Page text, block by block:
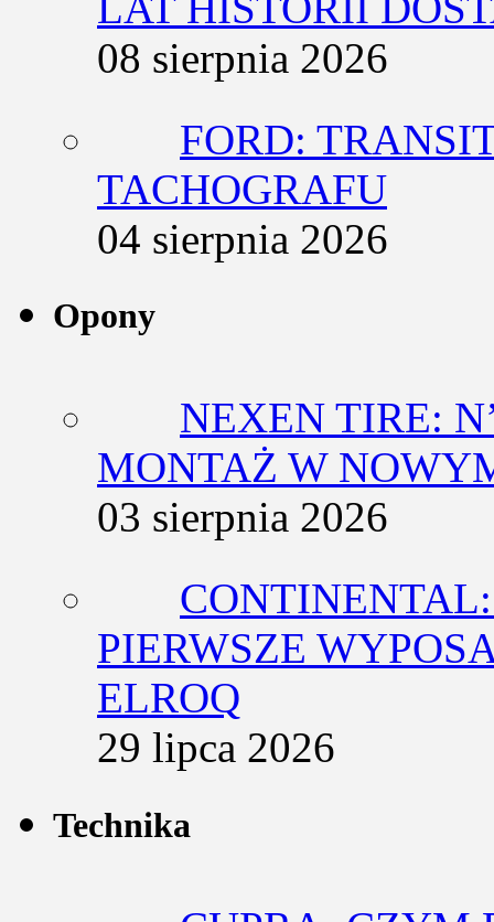
08 sierpnia 2026
FORD:
TACHOGRAFU
04 sierpnia 2026
Opony
NEXEN TIRE:
MONTAŻ W
03 sierpnia 2026
PIERWSZE
ELROQ
29 lipca 2026
Technika